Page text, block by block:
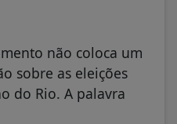
não coloca um
sobre as eleições
do Rio. A palavra